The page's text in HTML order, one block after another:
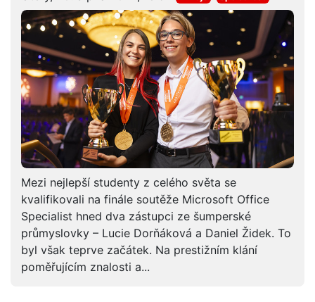
Mezi nejlepší studenty z celého světa se
kvalifikovali na finále soutěže Microsoft Office
Specialist hned dva zástupci ze šumperské
průmyslovky – Lucie Dorňáková a Daniel Židek. To
byl však teprve začátek. Na prestižním klání
poměřujícím znalosti a...